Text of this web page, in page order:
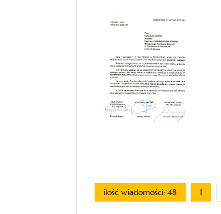
ilość wiadomości: 48 1